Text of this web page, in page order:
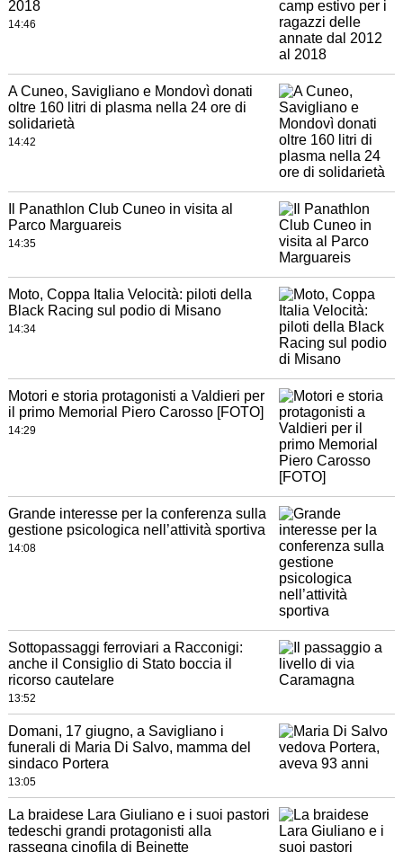
2018
14:46
A Cuneo, Savigliano e Mondovì donati
oltre 160 litri di plasma nella 24 ore di
solidarietà
14:42
Il Panathlon Club Cuneo in visita al
Parco Marguareis
14:35
Moto, Coppa Italia Velocità: piloti della
Black Racing sul podio di Misano
14:34
Motori e storia protagonisti a Valdieri per
il primo Memorial Piero Carosso [FOTO]
14:29
Grande interesse per la conferenza sulla
gestione psicologica nell’attività sportiva
14:08
Sottopassaggi ferroviari a Racconigi:
anche il Consiglio di Stato boccia il
ricorso cautelare
13:52
Domani, 17 giugno, a Savigliano i
funerali di Maria Di Salvo, mamma del
sindaco Portera
13:05
La braidese Lara Giuliano e i suoi pastori
tedeschi grandi protagonisti alla
rassegna cinofila di Beinette